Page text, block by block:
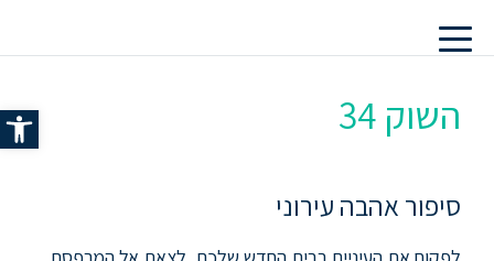
פתח השוק 34
סיפור אהבה עירוני